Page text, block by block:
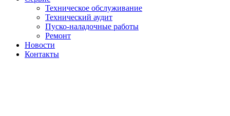
Техническое обслуживание
Технический аудит
Пуско-наладочные работы
Ремонт
Новости
Контакты